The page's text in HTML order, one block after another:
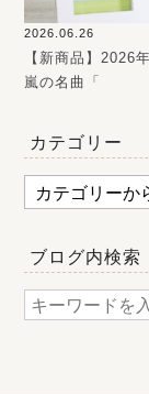
2026.06.26
【新商品】2026
嵐の名曲「
カテゴリー
ブログ内検索